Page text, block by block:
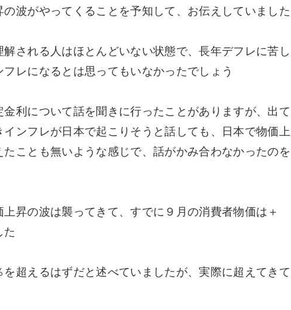
波がやってくることを予知して、お伝えしていました
される人はほとんどいない状態で、長年デフレに苦し
レになるとは思ってもいなかったでしょう
利について話を聞きに行ったことがありますが、出て
ンフレが日本で起こりそうと話しても、日本で物価上
ことも無いような感じで、話がかみ合わなかったのを
昇の波は襲ってきて、すでに９月の消費者物価は＋
た
超えるはずだと述べていましたが、実際に超えてきて